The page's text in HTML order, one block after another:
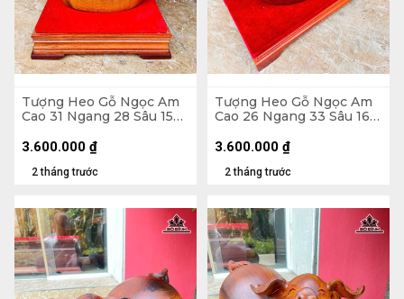
Tượng Heo Gỗ Ngọc Am
Cao 31 Ngang 28 Sâu 15
2 tháng trước
3.600.000 ₫
Tượng Heo Gỗ Ngọc Am
Cao 26 Ngang 33 Sâu 16
2 tháng trước
3.600.000 ₫